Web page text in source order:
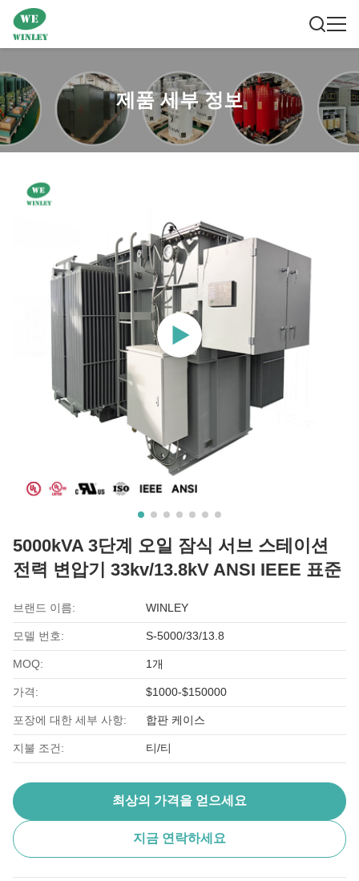
제품 세부 정보
5000kVA 3단계 오일 잠식 서브 스테이션
전력 변압기 33kv/13.8kV ANSI IEEE 표준
브랜드 이름: WINLEY
모델 번호: S-5000/33/13.8
MOQ: 1개
가격: $1000-$150000
포장에 대한 세부 사항: 합판 케이스
지불 조건: 티/티
최상의 가격을 얻으세요
지금 연락하세요